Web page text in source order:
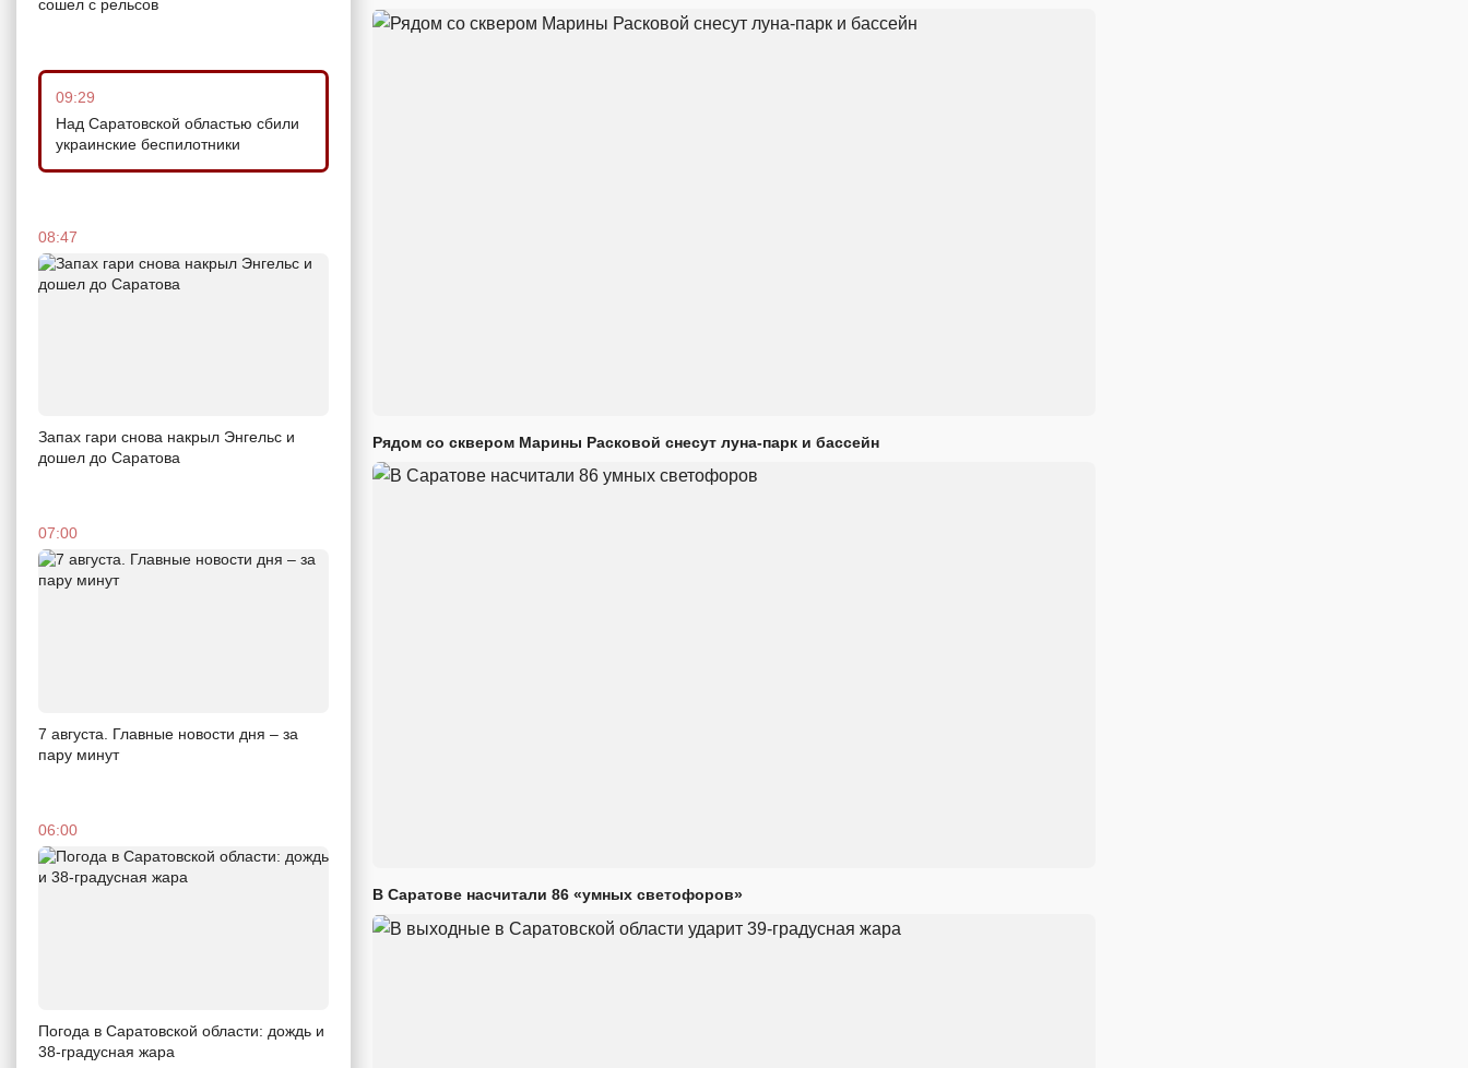
сошел с рельсов
09:29
Над Саратовской областью сбили
украинские беспилотники
08:47
Запах гари снова накрыл Энгельс и
дошел до Саратова
07:00
7 августа. Главные новости дня – за
пару минут
06:00
Погода в Саратовской области: дождь и
38-градусная жара
Рядом со сквером Марины Расковой снесут луна-парк и бассейн
В Саратове насчитали 86 «умных светофоров»